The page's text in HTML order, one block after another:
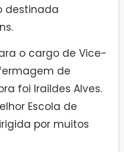
destinada
o cargo de Vice-
de
foi Iraildes Alves.
Escola de
por muitos